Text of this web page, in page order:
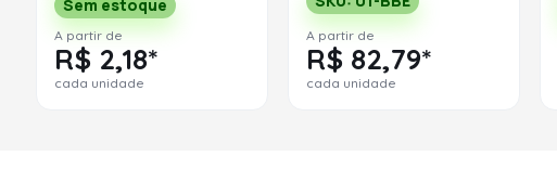
Sem estoque
A partir de
R$ 2,18*
cada unidade
A partir de
R$ 82,79*
cada unidade